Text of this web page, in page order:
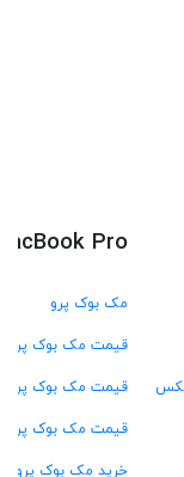
Pro
مک بوک پرو
قیمت مک بوک پرو M4
قیمت مک بوک پرو M3
قیمت مک بوک پرو M2
خرید مک بوک پرو M1